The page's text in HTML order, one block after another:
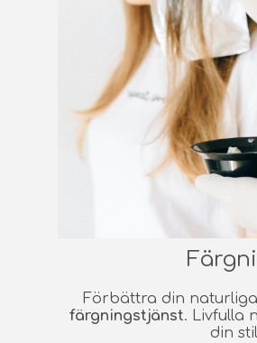
Förbättra din
färgningstjänst. Livfulla
din